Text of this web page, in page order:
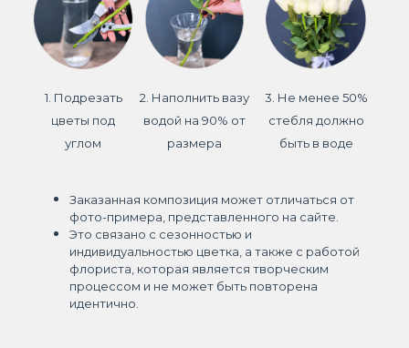
1. Подрезать
цветы под
углом
2. Наполнить вазу
водой на 90% от
размера
3. Не менее 50%
стебля должно
быть в воде
Заказанная композиция может отличаться от
фото-примера, представленного на сайте.
Это связано с сезонностью и
индивидуальностью цветка, а также с работой
флориста, которая является творческим
процессом и не может быть повторена
идентично.